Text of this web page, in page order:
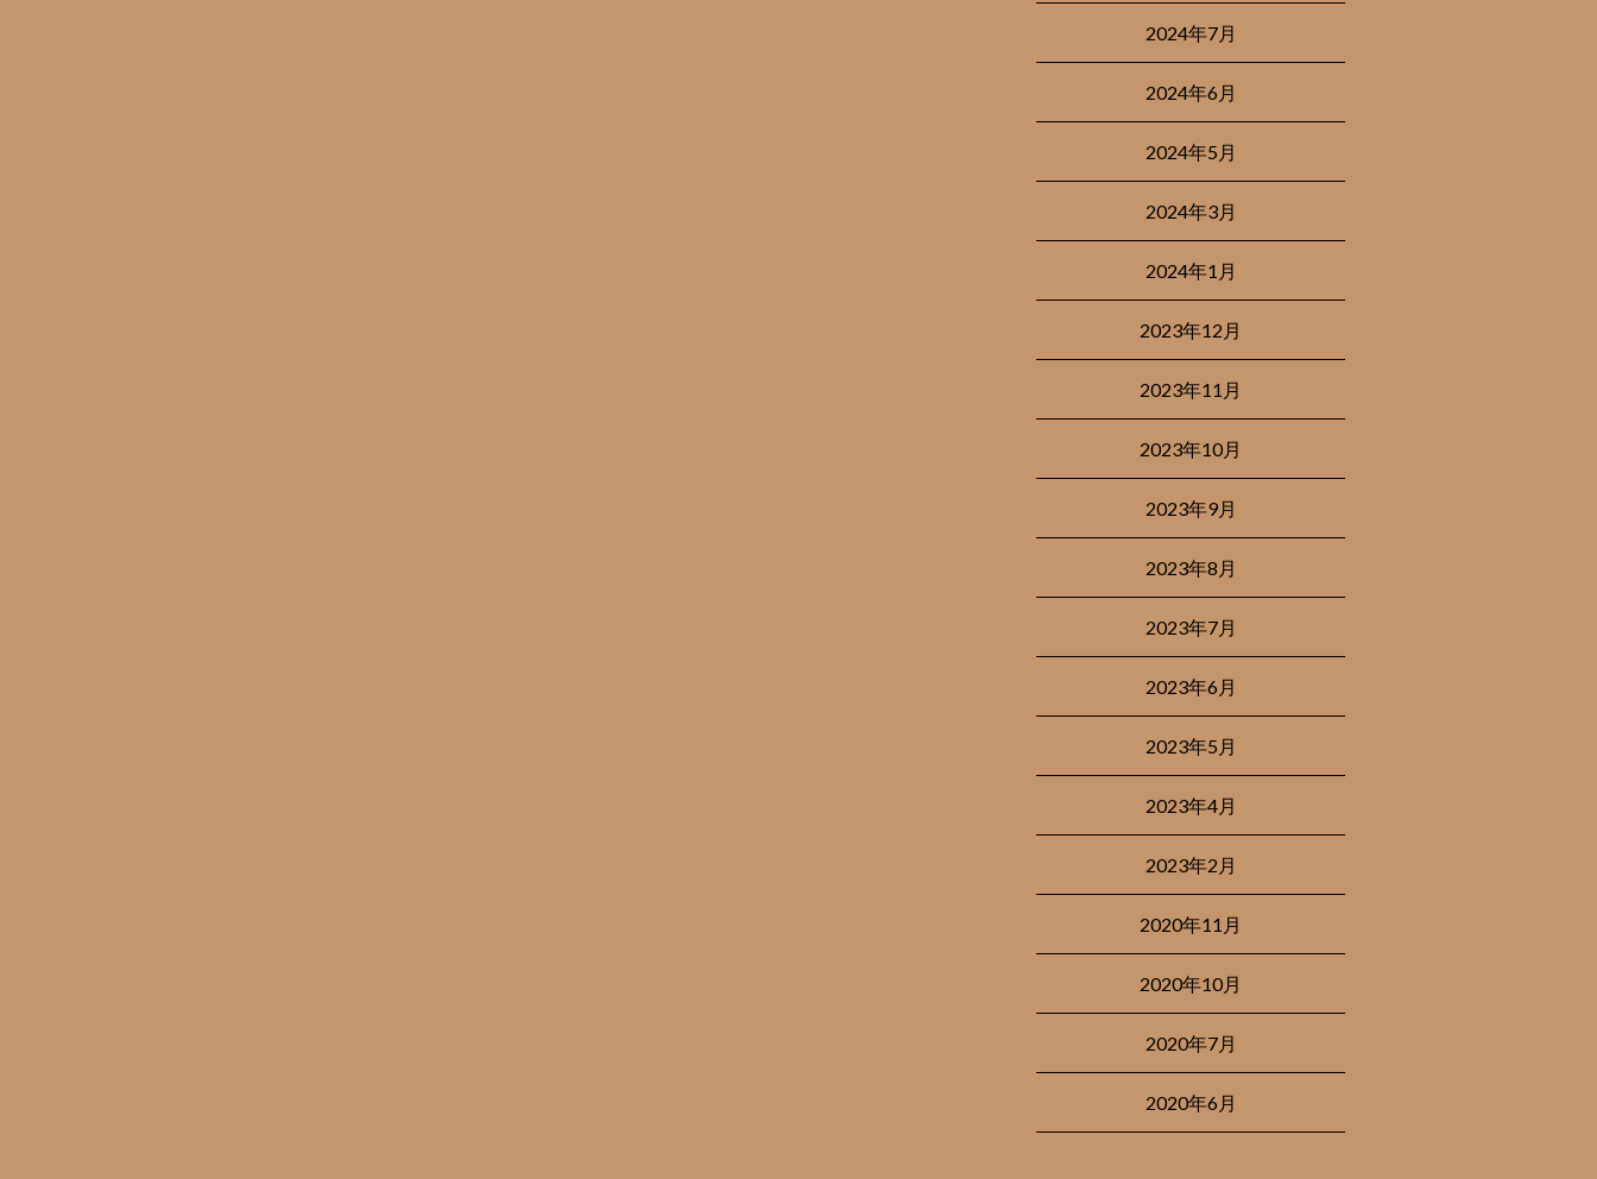
2024年7月
2024年6月
2024年5月
2024年3月
2024年1月
2023年12月
2023年11月
2023年10月
2023年9月
2023年8月
2023年7月
2023年6月
2023年5月
2023年4月
2023年2月
2020年11月
2020年10月
2020年7月
2020年6月